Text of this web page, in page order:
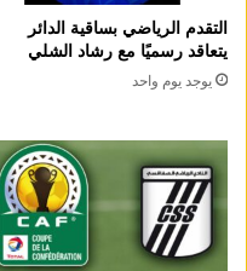
التقدم الرياضي بساقية الدائر
يتعاقد رسميًا مع رشاد الشلي
يوجد يوم واحد